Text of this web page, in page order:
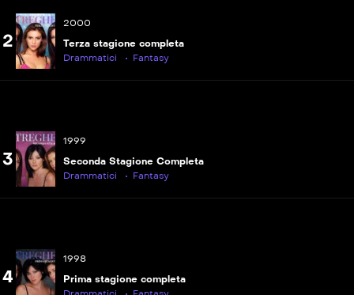
La schiera cinese
S08E15
L&#8217;ultima tentazione di Christy
S08E17
Generazione magica
2
2000
Terza stagione completa
Drammatici
Fantasy
3
1999
Seconda Stagione Completa
Drammatici
Fantasy
4
1998
Prima stagione completa